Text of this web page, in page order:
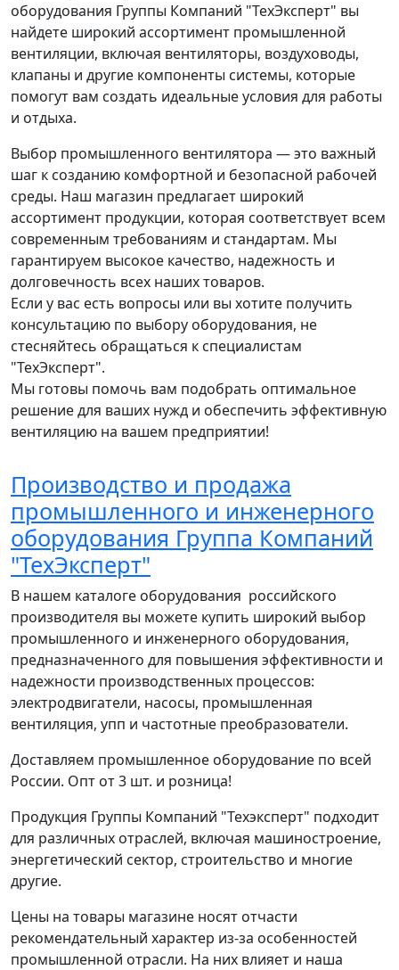
оборудования Группы Компаний "ТехЭксперт" вы
найдете широкий ассортимент промышленной
вентиляции, включая вентиляторы, воздуховоды,
клапаны и другие компоненты системы, которые
помогут вам создать идеальные условия для работы
и отдыха.
Выбор промышленного вентилятора — это важный
шаг к созданию комфортной и безопасной рабочей
среды. Наш магазин предлагает широкий
ассортимент продукции, которая соответствует всем
современным требованиям и стандартам. Мы
гарантируем высокое качество, надежность и
долговечность всех наших товаров.
Если у вас есть вопросы или вы хотите получить
консультацию по выбору оборудования, не
стесняйтесь обращаться к специалистам
"ТехЭксперт".
Мы готовы помочь вам подобрать оптимальное
решение для ваших нужд и обеспечить эффективную
вентиляцию на вашем предприятии!
Производство и продажа
промышленного и инженерного
оборудования Группа Компаний
"ТехЭксперт"
В нашем каталоге оборудования российского
производителя вы можете купить широкий выбор
промышленного и инженерного оборудования,
предназначенного для повышения эффективности и
надежности производственных процессов:
электродвигатели, насосы, промышленная
вентиляция, упп и частотные преобразователи.
Доставляем промышленное оборудование по всей
России. Опт от 3 шт. и розница!
Продукция Группы Компаний "Техэксперт" подходит
для различных отраслей, включая машиностроение,
энергетический сектор, строительство и многие
другие.
Цены на товары магазине носят отчасти
рекомендательный характер из-за особенностей
промышленной отрасли. На них влияет и наша